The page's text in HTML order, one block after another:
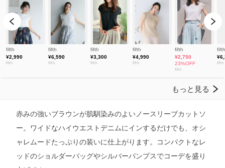
赤みの強いブラウンが肌馴染みのよいノースリーブカットソ
ー。ワイドなハイウエストデニムにインするだけでも、オシ
ャレムードたっぷりの装いに仕上がります。コンパクトなレ
ッドのショルダーバッグやシルバーパンプスでコーデを盛り